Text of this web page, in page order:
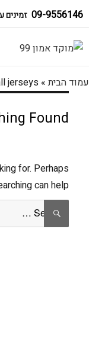
09-9556146 זמינים
עמוד הבית»
jerseys
Found
for. Perhaps
can help.
Search
for:
SEARCH